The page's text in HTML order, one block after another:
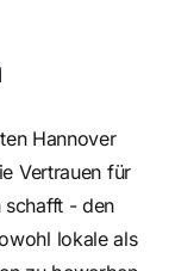
Hannover
Vertrauen für
schafft - den
lokale als